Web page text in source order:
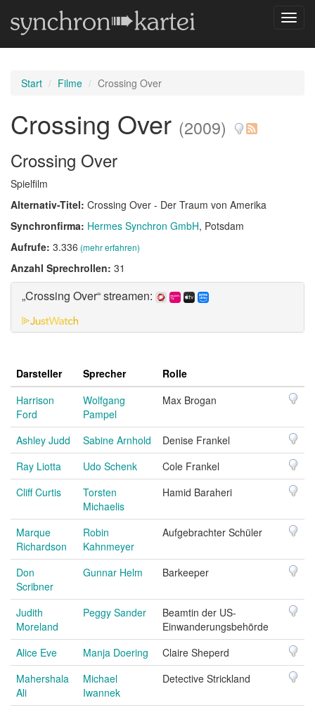
Start Filme Crossing Over
Crossing Over (2009)
Crossing Over
Spielfilm
Alternativ-Titel: Crossing Over - Der Traum von Amerika
Synchronfirma: Hermes Synchron GmbH, Potsdam
Aufrufe: 3.336 (mehr erfahren)
Anzahl Sprechrollen: 31
„Crossing Over“ streamen:
Darsteller Sprecher
Rolle
Harrison
Ford
Wolfgang
Pampel
Max Brogan
Ashley Judd Sabine Arnhold
Denise Frankel
Ray Liotta
Udo Schenk
Cole Frankel
Cliff Curtis
Torsten
Michaelis
Hamid Baraheri
Marque
Richardson
Robin
Kahnmeyer
Aufgebrachter Schüler
Don
Scribner
Gunnar Helm Barkeeper
Judith
Moreland
Peggy Sander
Beamtin der US-
Einwanderungsbehörde
Alice Eve
Manja Doering
Claire Sheperd
Mahershala
Ali
Michael
Iwannek
Detective Strickland